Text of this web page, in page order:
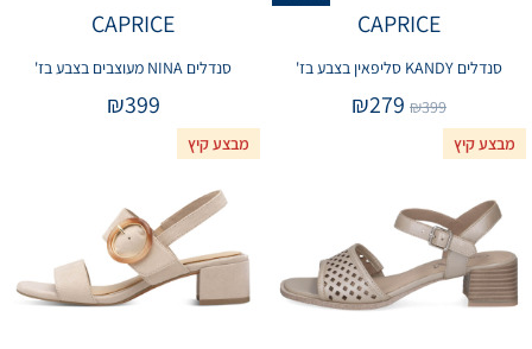
CAPRICE
סנדלים KANDY סליפאין בצבע בז'
₪399
₪279
CAPRICE
סנדלים NINA מעוצבים בצבע בז'
₪399
מבצע קיץ מבצע קיץ